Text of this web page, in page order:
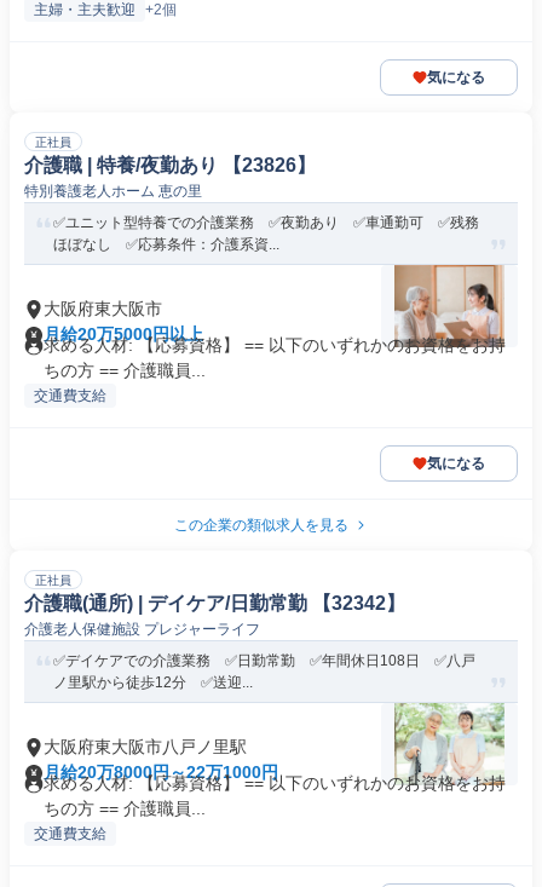
主婦・主夫歓迎 +2個
気になる
正社員
介護職 | 特養/夜勤あり 【23826】
特別養護老人ホーム 恵の里
✅ユニット型特養での介護業務 ✅夜勤あり ✅車通勤可 ✅残務
ほぼなし ✅応募条件：介護系資...
大阪府東大阪市
月給20万5000円以上
求める人材: 【応募資格】 == 以下のいずれかのお資格をお持
ちの方 == 介護職員...
交通費支給
気になる
この企業の類似求人を見る
正社員
介護職(通所) | デイケア/日勤常勤 【32342】
介護老人保健施設 プレジャーライフ
✅デイケアでの介護業務 ✅日勤常勤 ✅年間休日108日 ✅八戸
ノ里駅から徒歩12分 ✅送迎...
大阪府東大阪市八戸ノ里駅
月給20万8000円～22万1000円
求める人材: 【応募資格】 == 以下のいずれかのお資格をお持
ちの方 == 介護職員...
交通費支給